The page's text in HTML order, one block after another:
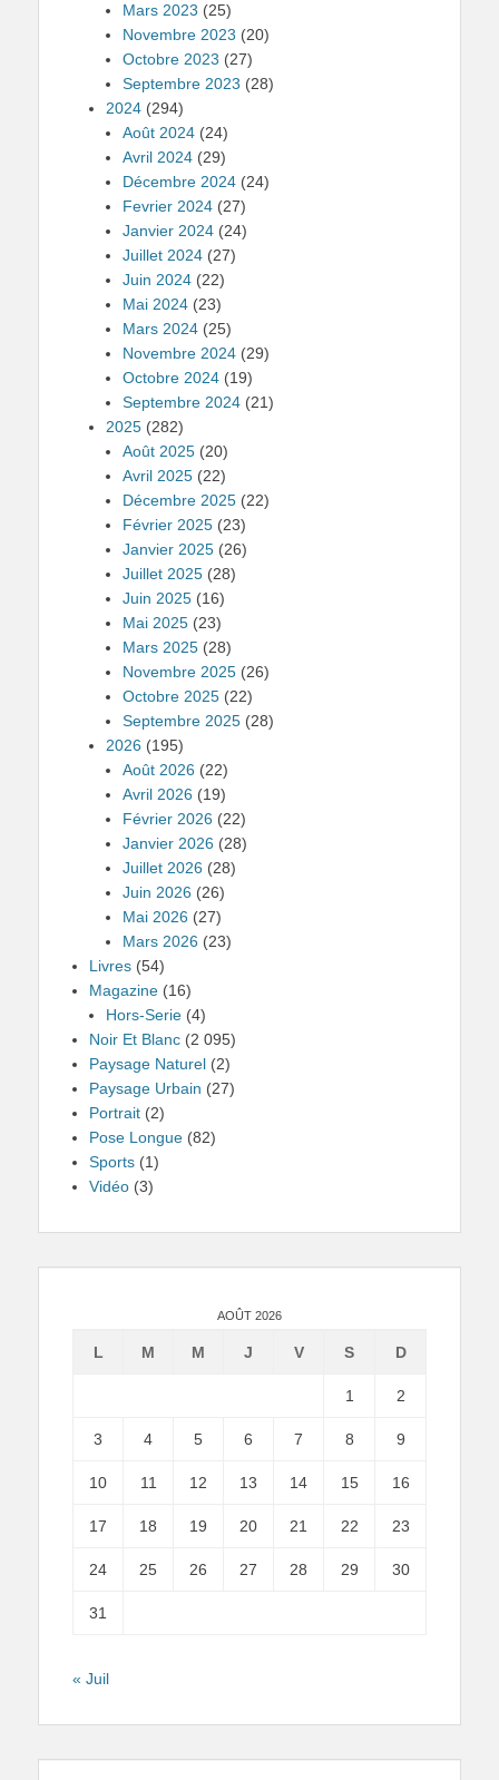
Mars 2023 (25)
Novembre 2023 (20)
Octobre 2023 (27)
Septembre 2023 (28)
2024 (294)
Août 2024 (24)
Avril 2024 (29)
Décembre 2024 (24)
Fevrier 2024 (27)
Janvier 2024 (24)
Juillet 2024 (27)
Juin 2024 (22)
Mai 2024 (23)
Mars 2024 (25)
Novembre 2024 (29)
Octobre 2024 (19)
Septembre 2024 (21)
2025 (282)
Août 2025 (20)
Avril 2025 (22)
Décembre 2025 (22)
Février 2025 (23)
Janvier 2025 (26)
Juillet 2025 (28)
Juin 2025 (16)
Mai 2025 (23)
Mars 2025 (28)
Novembre 2025 (26)
Octobre 2025 (22)
Septembre 2025 (28)
2026 (195)
Août 2026 (22)
Avril 2026 (19)
Février 2026 (22)
Janvier 2026 (28)
Juillet 2026 (28)
Juin 2026 (26)
Mai 2026 (27)
Mars 2026 (23)
Livres (54)
Magazine (16)
Hors-Serie (4)
Noir Et Blanc (2 095)
Paysage Naturel (2)
Paysage Urbain (27)
Portrait (2)
Pose Longue (82)
Sports (1)
Vidéo (3)
AOÛT 2026
L M M J V S D
1 2
3 4 5 6 7 8 9
10 11 12 13 14 15 16
17 18 19 20 21 22 23
24 25 26 27 28 29 30
31
« Juil